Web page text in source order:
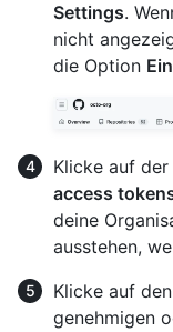
Settings.
nicht
die Option
Klicke auf
access
deine
ausstehen,
Klicke auf
genehmigen